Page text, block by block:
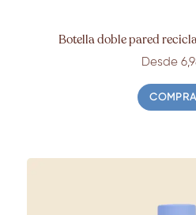
Botella doble pared
Desde